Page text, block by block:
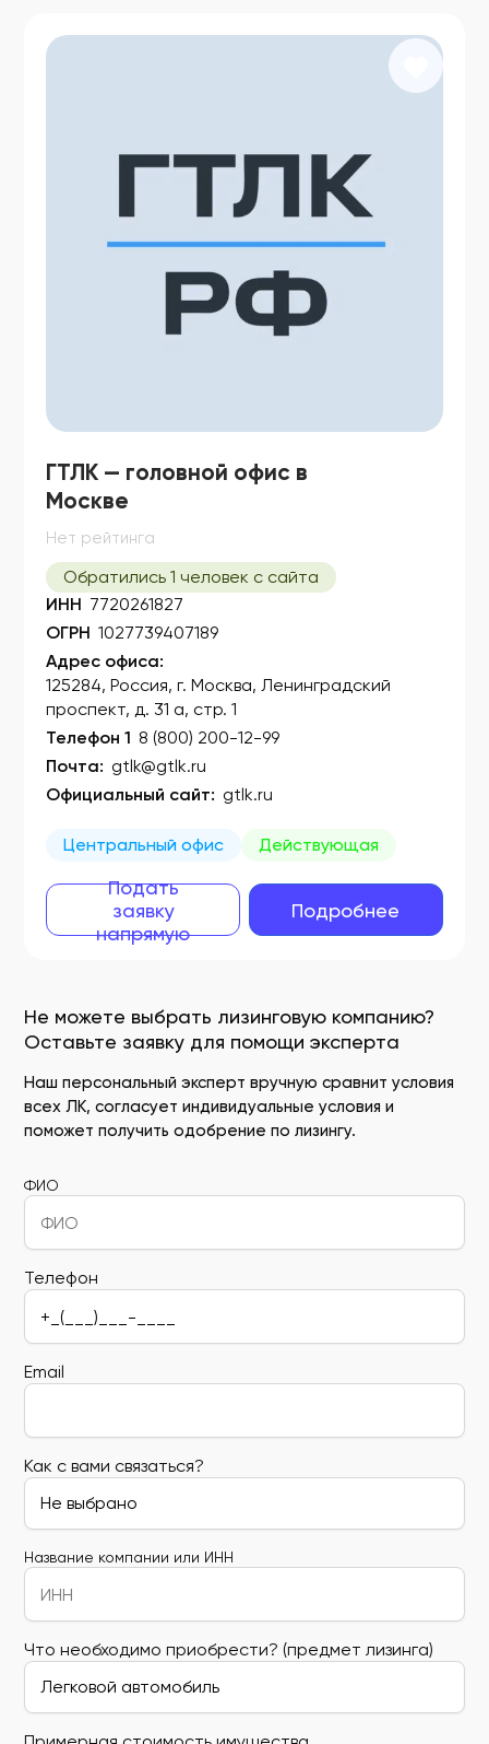
Не можете выбрать лизинговую компанию?
Оставьте заявку для помощи эксперта
Наш персональный эксперт вручную сравнит условия
всех ЛК, согласует индивидуальные условия и
поможет получить одобрение по лизингу.
ФИО
Телефон
Email
Как с вами связаться?
Название компании или ИНН
Что необходимо приобрести? (предмет лизинга)
ГТЛК — головной офис в
Москве
Нет рейтинга
Обратились 1 человек с сайта
ИНН 7720261827
ОГРН 1027739407189
Адрес офиса:
125284, Россия, г. Москва, Ленинградский
проспект, д. 31 а, стр. 1
Телефон 1 8 (800) 200-12-99
Почта: gtlk@gtlk.ru
Официальный сайт: gtlk.ru
Центральный офис Действующая
Подать
заявку
напрямую
Подробнее